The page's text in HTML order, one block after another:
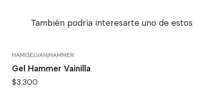
También podría interesarte uno de estos
HAMGELVAN|HAMMER
Gel Hammer Vainilla
$3.300